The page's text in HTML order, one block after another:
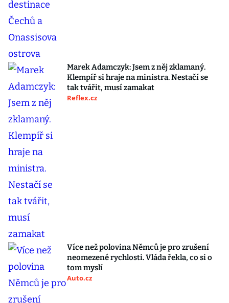
Marek Adamczyk: Jsem z něj zklamaný.
Klempíř si hraje na ministra. Nestačí se
tak tvářit, musí zamakat
Reflex.cz
Více než polovina Němců je pro zrušení
neomezené rychlosti. Vláda řekla, co si o
tom myslí
Auto.cz